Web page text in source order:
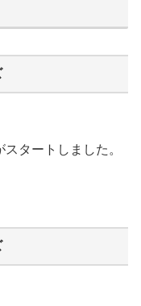
タートしました。